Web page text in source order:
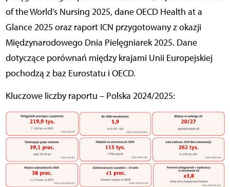
of the World’s Nursing 2025, dane OECD Health at a
Glance 2025 oraz raport ICN przygotowany z okazji
Międzynarodowego Dnia Pielęgniarek 2025. Dane
dotyczące porównań między krajami Unii Europejskiej
pochodzą z baz Eurostatu i OECD.
Kluczowe liczby raportu – Polska 2024/2025: